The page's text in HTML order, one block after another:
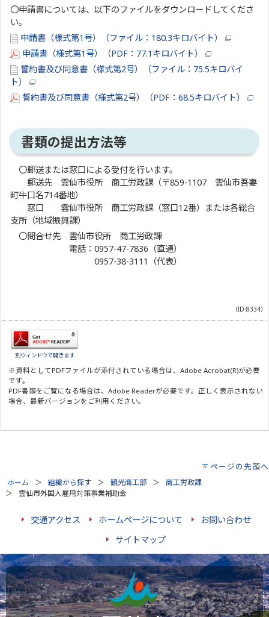
〇申請書については、以下のファイルをダウンロードしてくださ
い。
申請書（様式第1号）（ファイル：180.3キロバイト）
申請書（様式第1号）（PDF：77.1キロバイト）
誓約書及び同意書（様式第2号）（ファイル：75.5キロバイ
ト）
誓約書及び同意書（様式第2号）（PDF：68.5キロバイト）
書類の提出方法等
〇郵送または窓口による受付を行います。
郵送先 雲仙市役所 商工労政課（〒859-1107 雲仙市吾妻
町牛口名714番地）
窓口 雲仙市役所 商工労政課（窓口12番）または各総合
支所（地域振興課）
〇問合せ先 雲仙市役所 商工労政課
電話：0957-47-7836（直通）
0957-38-3111（代表）
（ID:8334）
別ウィンドウで開きます
※資料としてPDFファイルが添付されている場合は、Adobe Acrobat(R)が必要
です。
PDF書類をご覧になる場合は、Adobe Readerが必要です。正しく表示されない
場合、最新バージョンをご利用ください。
ページの先頭へ
ホーム 組織から探す 観光商工部
商工労政課
雲仙市外国人雇用対策事業補助金
交通アクセス ホームページについて
お問い合わせ
サイトマップ